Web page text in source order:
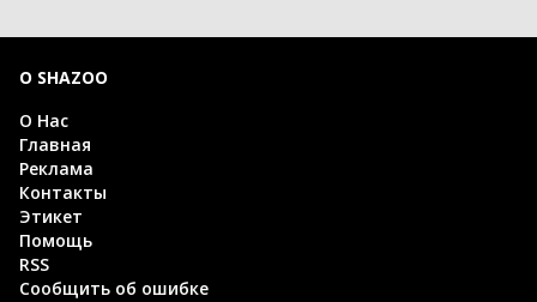
О SHAZOO
О Нас
Главная
Реклама
Контакты
Этикет
Помощь
RSS
Сообщить об ошибке